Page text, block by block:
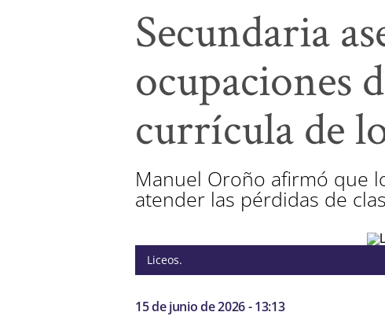
Secundaria
ocupaciones
currícula de
Manuel Oroño afirmó que
atender las pérdidas de
Liceos.
15 de junio de 2026 - 13:13